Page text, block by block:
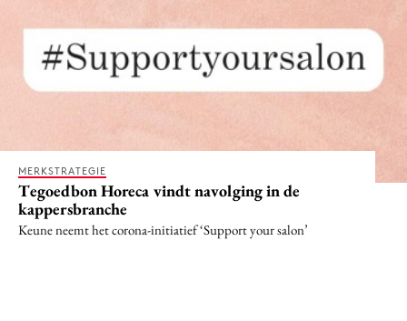
MERKSTRATEGIE
Tegoedbon Horeca vindt navolging in de
kappersbranche
Keune neemt het corona-initiatief ‘Support your salon’